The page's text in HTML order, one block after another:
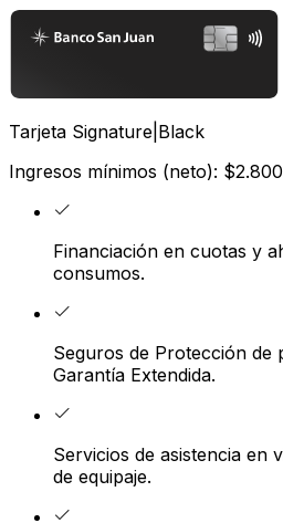
Tarjeta Signature|Black
Ingresos mínimos (neto):
Financiación en cuotas y
consumos.
Seguros de Protección de
Garantía Extendida.
Servicios de asistencia en
de equipaje.